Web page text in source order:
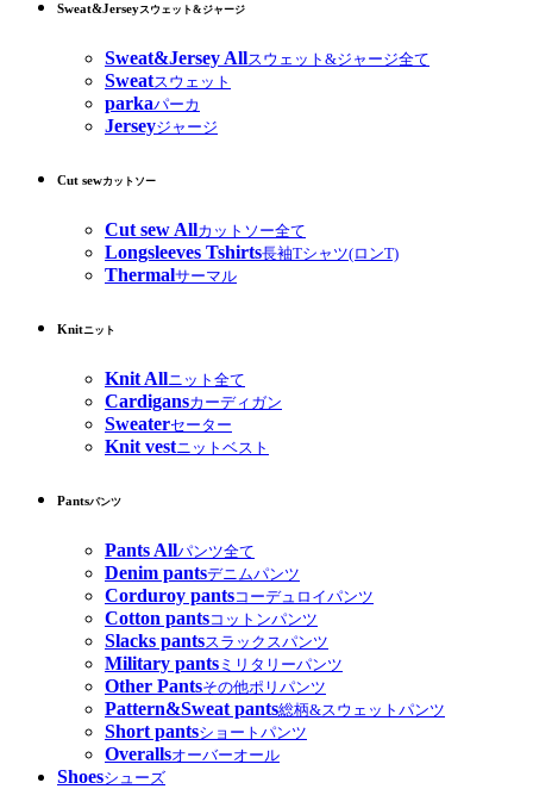
Sweat&Jerseyスウェット&ジャージ
Sweat&Jersey Allスウェット&ジャージ全て
Sweatスウェット
parkaパーカ
Jerseyジャージ
Cut sewカットソー
Cut sew Allカットソー全て
Longsleeves Tshirts長袖Tシャツ(ロンT)
Thermalサーマル
Knitニット
Knit Allニット全て
Cardigansカーディガン
Sweaterセーター
Knit vestニットベスト
Pantsパンツ
Pants Allパンツ全て
Denim pantsデニムパンツ
Corduroy pantsコーデュロイパンツ
Cotton pantsコットンパンツ
Slacks pantsスラックスパンツ
Military pants ミリタリーパンツ
Other Pantsその他ポリパンツ
Pattern&Sweat pants総柄&スウェットパンツ
Short pantsショートパンツ
Overallsオーバーオール
Shoesシューズ